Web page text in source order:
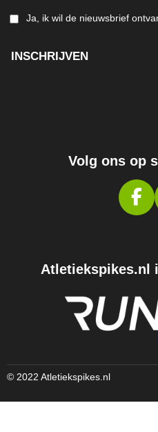
Ja, ik wil de nieuwsbrief
INSCHRIJVEN
Volg ons op
F
A
B
O
K
Atletiekspikes.nl
© 2022 Atletiekspikes.nl